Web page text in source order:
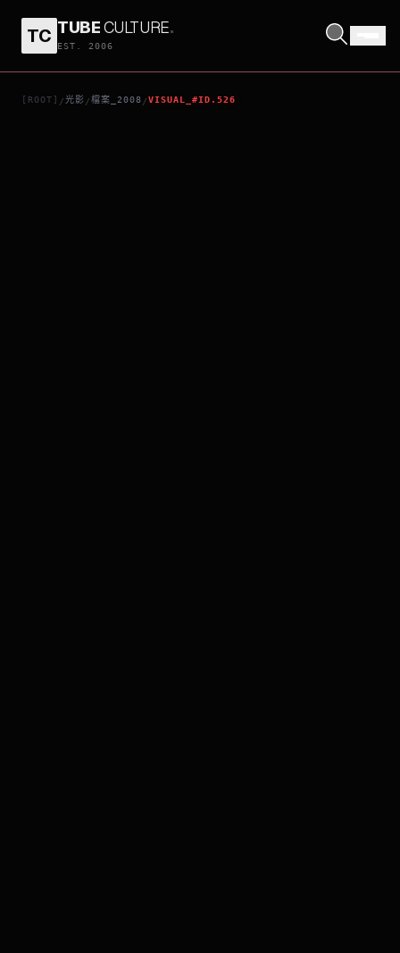
TC TUBECULTURE.
EST. 2006
[ROOT] /光影 /檔案_2008 /VISUAL_#ID.526
女人不壞